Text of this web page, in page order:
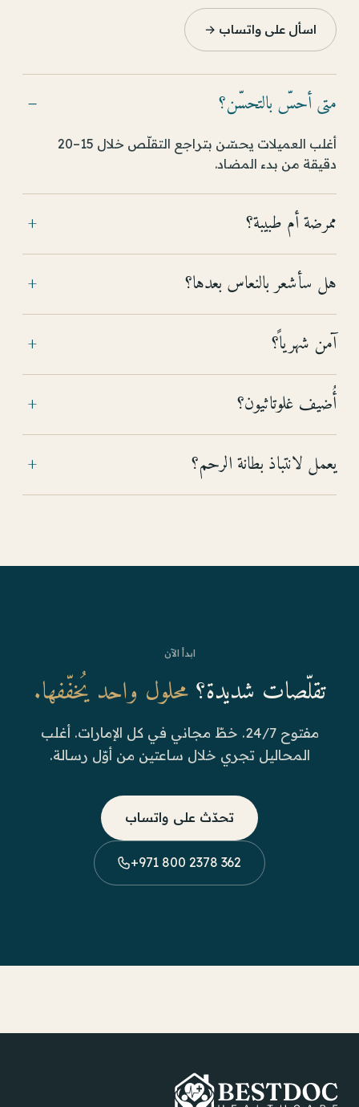
اسأل على واتساب →
متى أحسّ بالتحسّن؟ −
أغلب العميلات يحسّن بتراجع التقلّص خلال 15–20
دقيقة من بدء المضاد.
ممرضة أم طبيبة؟
+
هل سأشعر بالنعاس بعدها؟
+
آمن شهرياً؟
+
أُضيف غلوتاثيون؟
+
يعمل لانتباذ بطانة الرحم؟
+
ابدأ الآن
تقلّصات شديدة؟محلول واحد يُخفّفها.
مفتوح 24/7. خطّ مجاني في كل الإمارات. أغلب
المحاليل تجري خلال ساعتين من أوّل رسالة.
تحدّث على واتساب
+971 800 2378 362